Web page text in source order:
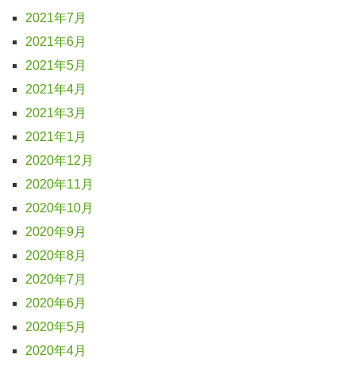
2021年7月
2021年6月
2021年5月
2021年4月
2021年3月
2021年1月
2020年12月
2020年11月
2020年10月
2020年9月
2020年8月
2020年7月
2020年6月
2020年5月
2020年4月